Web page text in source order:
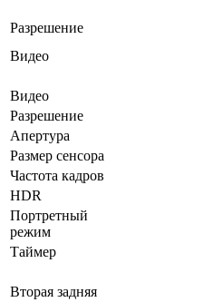
Разрешение
Видео
Видео
Разрешение
Апертура
Размер сенсора
Частота кадров
HDR
Портретный
режим
Таймер
Вторая задняя